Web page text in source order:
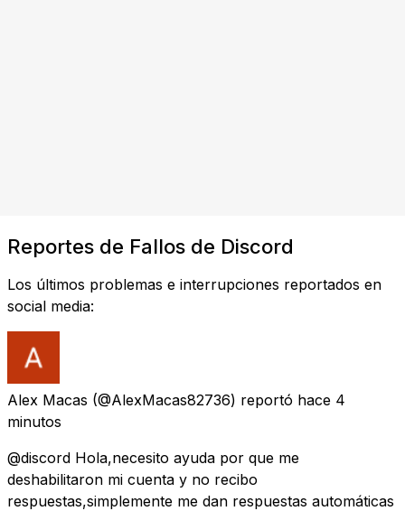
Reportes de Fallos de Discord
Los últimos problemas e interrupciones reportados en
social media:
Alex Macas (@AlexMacas82736) reportó hace 4
minutos
@discord Hola,necesito ayuda por que me
deshabilitaron mi cuenta y no recibo
respuestas,simplemente me dan respuestas automáticas